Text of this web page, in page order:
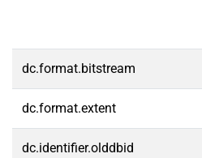
dc.format.bitstream
dc.format.extent
dc.identifier.olddbid